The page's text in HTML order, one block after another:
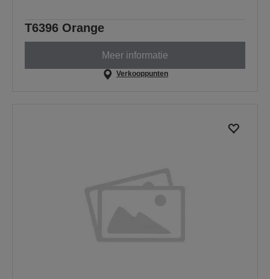
T6396 Orange
Meer informatie
Verkooppunten